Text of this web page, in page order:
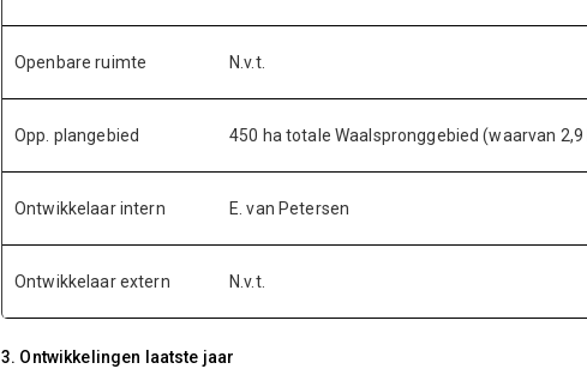
Openbare ruimte N.v.t.
Opp. plangebied 450 ha totale Waalspronggebied (waarvan
Ontwikkelaar intern E. van Petersen
Ontwikkelaar extern N.v.t.
3. Ontwikkelingen laatste jaar